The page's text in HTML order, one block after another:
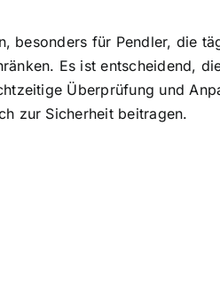
für Pendler, die
Es ist entscheidend,
Überprüfung und
zur Sicherheit beitragen.